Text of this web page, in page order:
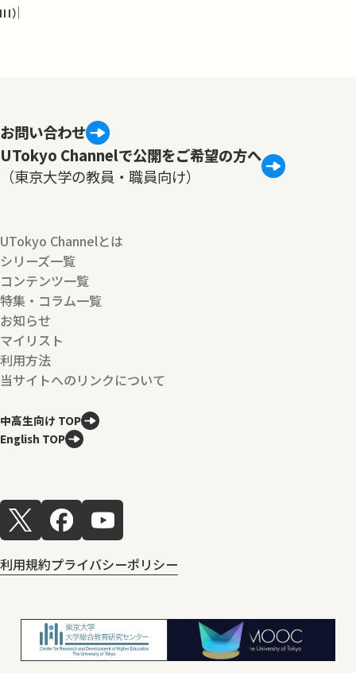
）
お問い合わせ
UTokyo Channelで公開をご希望の方へ
（東京大学の教員・職員向け）
UTokyo Channelとは
シリーズ一覧
コンテンツ一覧
特集・コラム一覧
お知らせ
マイリスト
利用方法
当サイトへのリンクについて
中高生向け TOP
English TOP
利用規約プライバシーポリシー